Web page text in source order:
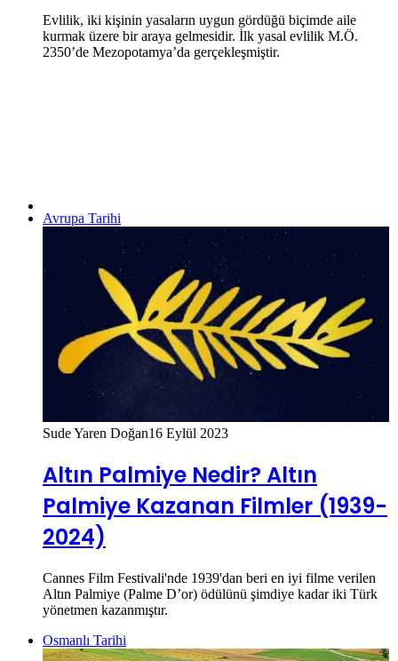
Evlilik, iki kişinin yasaların uygun gördüğü biçimde aile
kurmak üzere bir araya gelmesidir. İlk yasal evlilik M.Ö.
2350’de Mezopotamya’da gerçekleşmiştir.
Avrupa Tarihi
Sude Yaren Doğan16 Eylül 2023
Altın Palmiye Nedir? Altın
Palmiye Kazanan Filmler (1939-
2024)
Cannes Film Festivali'nde 1939'dan beri en iyi filme verilen
Altın Palmiye (Palme D’or) ödülünü şimdiye kadar iki Türk
yönetmen kazanmıştır.
Osmanlı Tarihi